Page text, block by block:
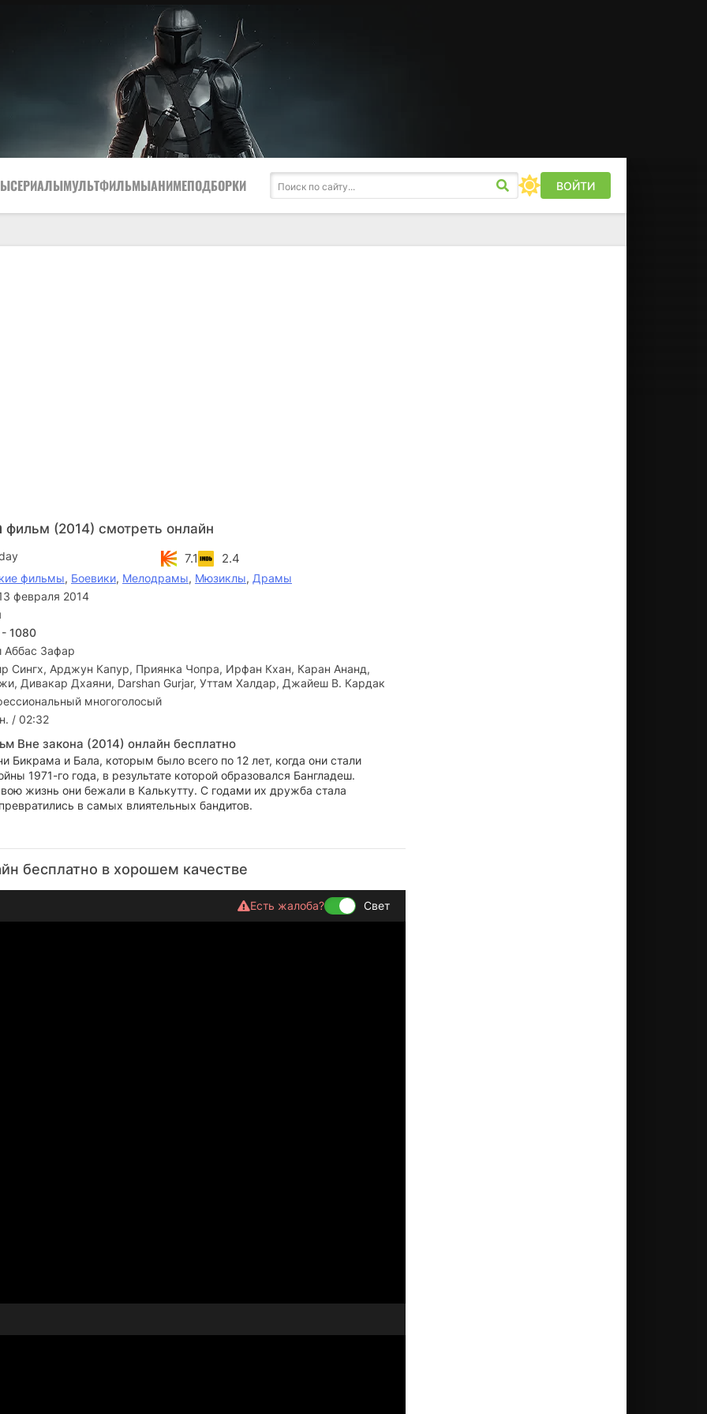
СЕРИАЛЫМУЛЬТФИЛЬМЫАНИМЕПОДБОРКИ ВОЙТИ
фильм (2014) смотреть онлайн
7.1 2.4
фильмы, Боевики, Мелодрамы, Мюзиклы, Драмы
февраля 2014
1080
Аббас Зафар
Сингх, Арджун Капур, Приянка Чопра, Ирфан Кхан, Каран Ананд,
Дивакар Дхаяни, Darshan Gurjar, Уттам Халдар, Джайеш В. Кардак
многоголосый
/ 02:32
Вне закона (2014) онлайн бесплатно
Бикрама и Бала, которым было всего по 12 лет, когда они стали
1971-го года, в результате которой образовался Бангладеш.
жизнь они бежали в Калькутту. С годами их дружба стала
в самых влиятельных бандитов.
бесплатно в хорошем качестве
Есть жалоба? Свет